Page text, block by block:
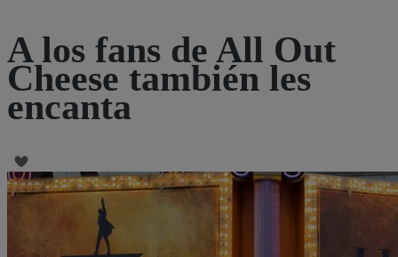
A los fans de All Out
Cheese también les
encanta